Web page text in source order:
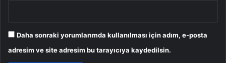
Daha sonraki yorumlarımda kullanılması için adım, e-posta
adresim ve site adresim bu tarayıcıya kaydedilsin.